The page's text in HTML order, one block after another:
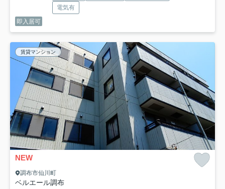
電気有
即入居可
賃貸マンション
NEW
調布市仙川町
ベルエール調布